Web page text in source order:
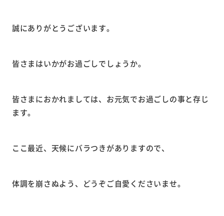
誠にありがとうございます。
皆さまはいかがお過ごしでしょうか。
皆さまにおかれましては、お元気でお過ごしの事と存じ
ます。
ここ最近、天候にバラつきがありますので、
体調を崩さぬよう、どうぞご自愛くださいませ。